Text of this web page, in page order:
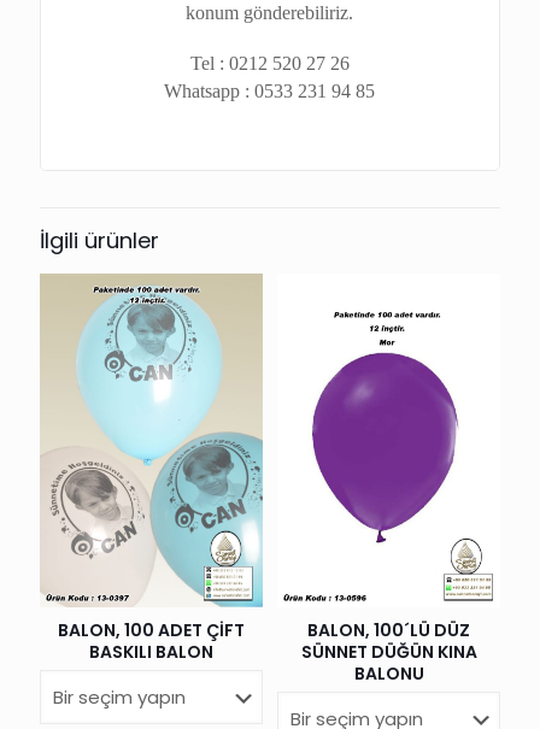
konum gönderebiliriz.
Tel : 0212 520 27 26
Whatsapp : 0533 231 94 85
İlgili ürünler
BALON, 100 ADET ÇİFT
BASKILI BALON
BALON, 100´LÜ DÜZ
SÜNNET DÜĞÜN KINA
BALONU